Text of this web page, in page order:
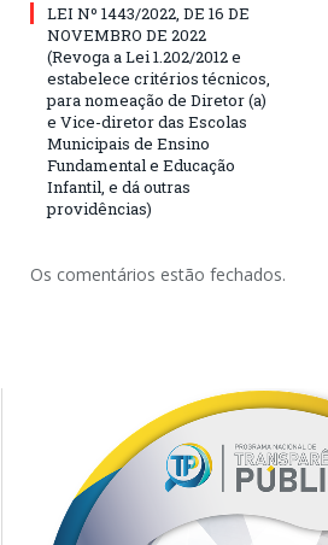
LEI Nº 1443/2022, DE 16 DE
NOVEMBRO DE 2022
(Revoga a Lei 1.202/2012 e
estabelece critérios técnicos,
para nomeação de Diretor (a)
e Vice-diretor das Escolas
Municipais de Ensino
Fundamental e Educação
Infantil, e dá outras
providências)
Os comentários estão fechados.